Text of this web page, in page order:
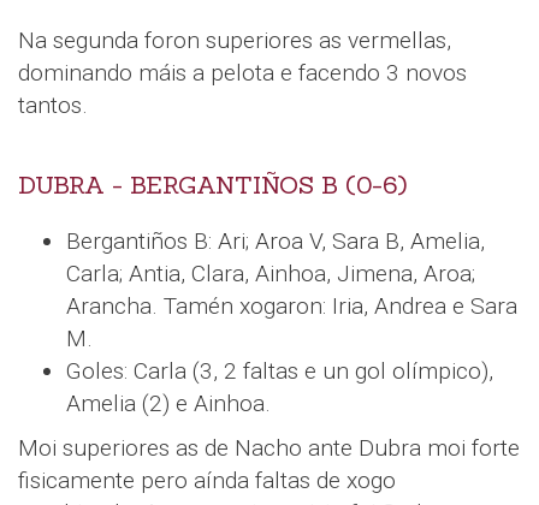
Na segunda foron superiores as vermellas,
dominando máis a pelota e facendo 3 novos
tantos.
DUBRA - BERGANTIÑOS B (0-6)
Bergantiños B: Ari; Aroa V, Sara B, Amelia,
Carla; Antia, Clara, Ainhoa, Jimena, Aroa;
Arancha. Tamén xogaron: Iria, Andrea e Sara
M.
Goles: Carla (3, 2 faltas e un gol olímpico),
Amelia (2) e Ainhoa.
Moi superiores as de Nacho ante Dubra moi forte
fisicamente pero aínda faltas de xogo